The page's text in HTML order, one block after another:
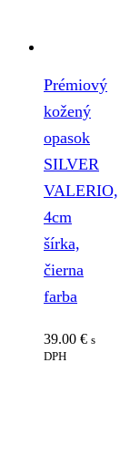
Prémiový
kožený
opasok
SILVER
VALERIO,
4cm
šírka,
čierna
farba
39.00 € s
DPH